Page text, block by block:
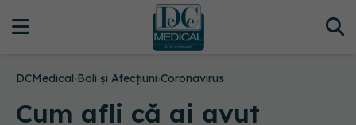
DCMedical›Boli și Afecțiuni›Coronavirus
Cum afli că ai avut